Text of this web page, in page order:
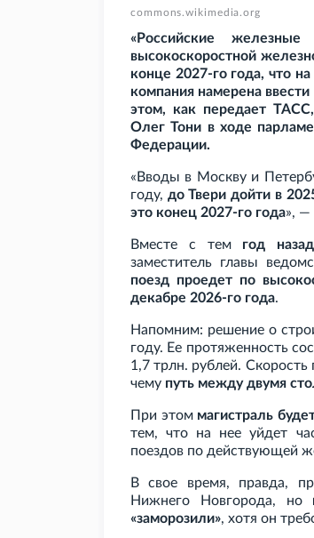
commons.wikimedia.org
«Российские
высокоскоростной
конце 2027-го года, что
компания намерена
этом, как передает ТАСС,
Олег Тони в ходе
Федерации.
«Вводы в Москву и
году, до Твери дойти в
это конец 2027-го года», —
Вместе с тем год
заместитель главы
поезд проедет по
декабре 2026-го года.
Напомним: решение о
году. Ее протяженность
1,7 трлн. рублей.
чему путь между двумя
При этом магистраль
тем, что на нее уйдет
поездов по действующей
В свое время, правда,
Нижнего Новгорода, но
«заморозили», хотя он